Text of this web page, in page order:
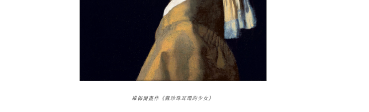
維梅爾畫作《戴珍珠耳環的少女》